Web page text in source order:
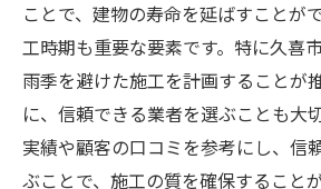
ことで、建物の寿命を延ばすことが
工時期も重要な要素です。特に久喜
雨季を避けた施工を計画することが
に、信頼できる業者を選ぶことも大
実績や顧客の口コミを参考にし、信
ぶことで、施工の質を確保すること